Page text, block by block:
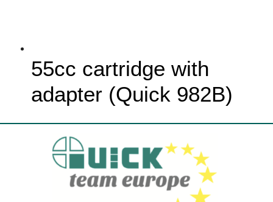
55cc cartridge with
adapter (Quick 982B)